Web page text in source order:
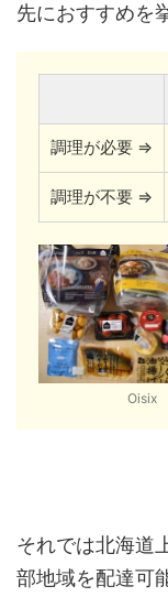
先におすすめを
調理が必要 ⇒
調理が不要 ⇒
Oisix
それでは北海道
部地域を配達可